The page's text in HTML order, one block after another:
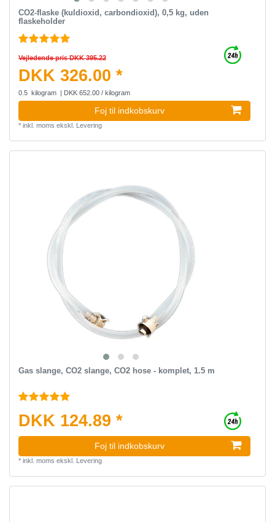
CO2-flaske (kuldioxid, carbondioxid), 0,5 kg, uden
flaskeholder
Vejledende pris DKK 395.22
DKK 326.00 *
0.5 kilogram | DKK 652.00 / kilogram
Foj til indkobskurv
* inkl. moms ekskl. Levering
Gas slange, CO2 slange, CO2 hose - komplet, 1.5 m
DKK 124.89 *
Foj til indkobskurv
* inkl. moms ekskl. Levering